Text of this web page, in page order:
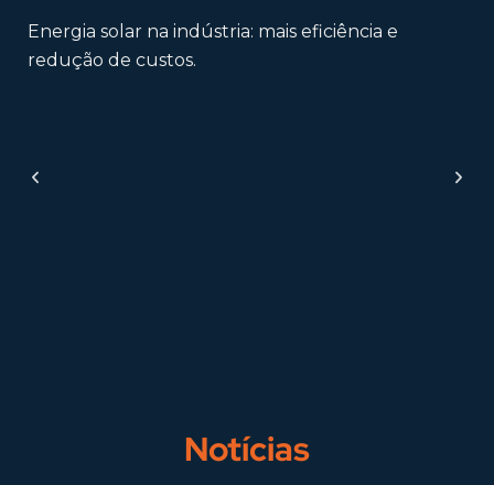
Energia solar na indústria: mais eficiência e
redução de custos.
Notícias